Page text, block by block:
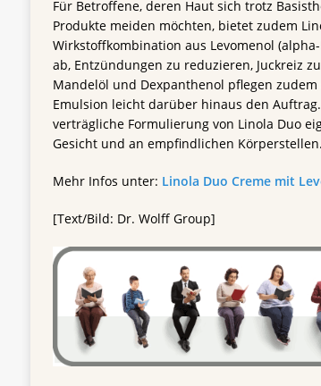
Für Betroffene, deren Haut sich trotz
Produkte meiden möchten, bietet zudem
Wirkstoffkombination aus Levomenol
ab, Entzündungen zu reduzieren, Juckreiz
Mandelöl und Dexpanthenol pflegen
Emulsion leicht darüber hinaus den
verträgliche Formulierung von Linola Duo
Gesicht und an empfindlichen
Mehr Infos unter: Linola Duo Creme mit
[Text/Bild: Dr. Wolff Group]